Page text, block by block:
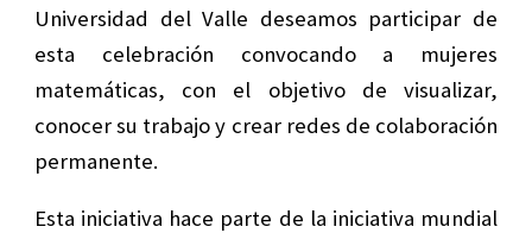
Universidad del Valle deseamos participar de
esta celebración convocando a mujeres
matemáticas, con el objetivo de visualizar,
conocer su trabajo y crear redes de colaboración
permanente.
Esta iniciativa hace parte de la iniciativa mundial